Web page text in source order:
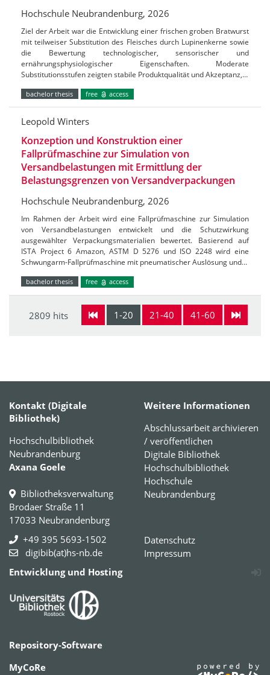
Hochschule Neubrandenburg, 2026
Ziel der Arbeit war die Entwicklung einer frischen groben Bratwurst
mit teilweiser Substitution des Fleisches durch Lupinenkerne sowie
die Bewertung technologischer, sensorischer und
ernährungsphysiologischer Eigenschaften. Moderate
Substitutionsstufen zeigten stabile Produktqualität und Akzeptanz,…
bachelor thesis free access
Leopold Winters
Konzeption und Konstruktion einer
Fallprüfmaschine zur Simulation von
Versandbelastungen mit Ermittlung der
Belastungsgrenzen von Versandverpackungen
Hochschule Neubrandenburg, 2026
Im Rahmen der Arbeit wird eine Fallprüfmaschine zur Simulation
von Versandbelastungen entwickelt und die Schutzwirkung
ausgewählter Verpackungsmaterialien bewertet. Basierend auf
ISTA Project 6 Amazon, ASTM D 5276 und ISO 2248 wird eine
Schwungarm-Fallprüfmaschine mit pneumatischer Auslösung und…
bachelor thesis free access
1-20 21-40 41-60
2809 hits
Kontakt (Digitale
Bibliothek)
Hochschulbibliothek
Neubrandenburg
Axana Goele
Bibliotheksverwaltung
Brodaer Straße 11
17033 Neubrandenburg
+49 395 5693-1502
digibib(at)hs-nb.de
Weitere Informationen
Abschlussarbeit archivieren
/ veröffentlichen
Digitale Bibliothek
Hochschulbibliothek
Hochschule
Neubrandenburg
Datenschutz
Impressum
Entwicklung und Hosting
Repository-Software
MyCoRe